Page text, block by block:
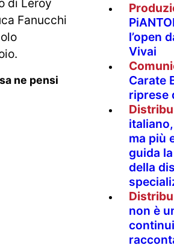
di Leroy
Fanucchi
ne pensi
l’open
Vivai
Carate
riprese
ma più
guida
della
non è